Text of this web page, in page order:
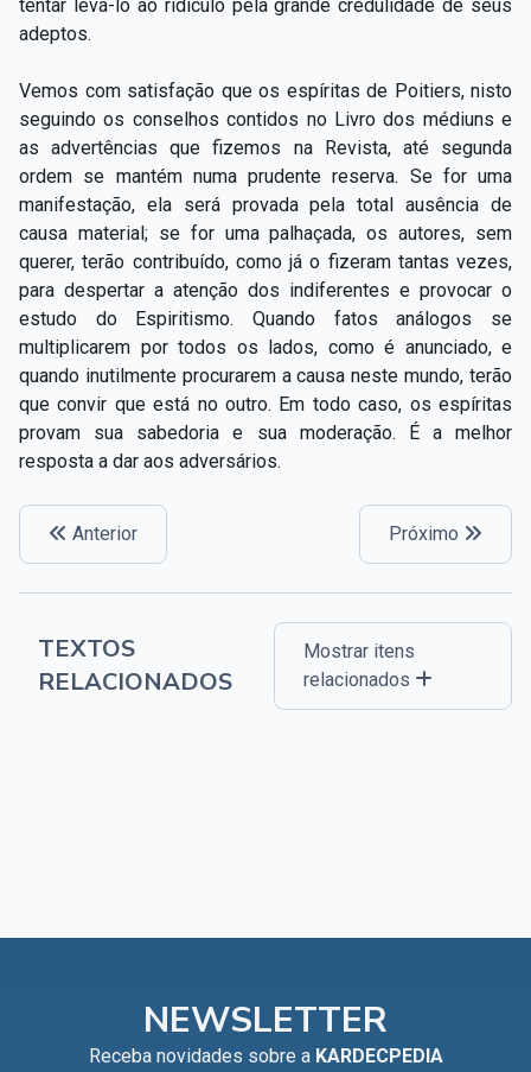
tentar levá-lo ao ridículo pela grande credulidade de seus
adeptos.
Vemos com satisfação que os espíritas de Poitiers, nisto
seguindo os conselhos contidos no Livro dos médiuns e
as advertências que fizemos na Revista, até segunda
ordem se mantém numa prudente reserva. Se for uma
manifestação, ela será provada pela total ausência de
causa material; se for uma palhaçada, os autores, sem
querer, terão contribuído, como já o fizeram tantas vezes,
para despertar a atenção dos indiferentes e provocar o
estudo do Espiritismo. Quando fatos análogos se
multiplicarem por todos os lados, como é anunciado, e
quando inutilmente procurarem a causa neste mundo, terão
que convir que está no outro. Em todo caso, os espíritas
provam sua sabedoria e sua moderação. É a melhor
resposta a dar aos adversários.
Anterior Próximo
TEXTOS
RELACIONADOS
Mostrar itens
relacionados
NEWSLETTER
Receba novidades sobre a KARDECPEDIA